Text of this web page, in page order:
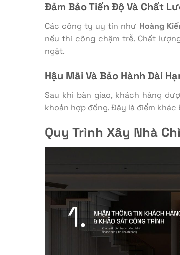
Đảm Bảo Tiến Độ Và Chất
Các công ty uy tín như Hoàng
nếu thi công chậm trễ. Chất
ngặt.
Hậu Mãi Và Bảo Hành Dài
Sau khi bàn giao, khách hàng
khoản hợp đồng. Đây là điểm
Quy Trình Xây Nhà